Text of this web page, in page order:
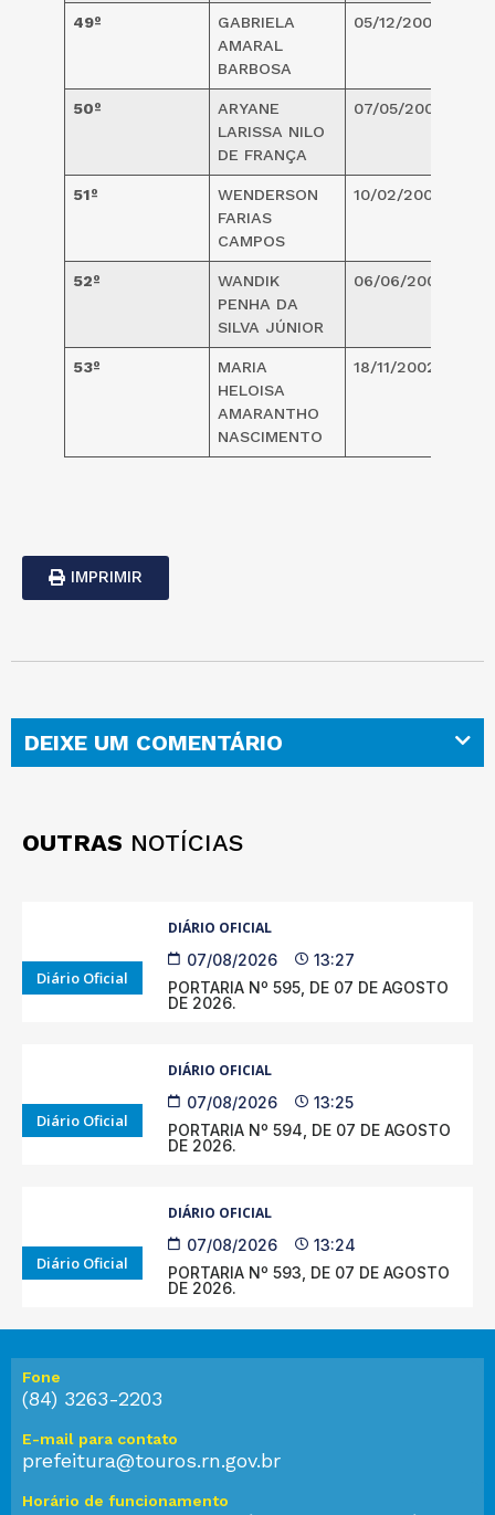
49º
GABRIELA
AMARAL
BARBOSA
05/12/2000
50º
ARYANE
LARISSA NILO
DE FRANÇA
07/05/2001
51º
WENDERSON
FARIAS
CAMPOS
10/02/2002
52º
WANDIK
PENHA DA
SILVA JÚNIOR
06/06/2002
53º
MARIA
HELOISA
AMARANTHO
NASCIMENTO
18/11/2002
IMPRIMIR
DEIXE UM COMENTÁRIO
OUTRAS NOTÍCIAS
Diário Oficial
DIÁRIO OFICIAL
07/08/2026
13:27
PORTARIA Nº 595, DE 07 DE AGOSTO
DE 2026.
Diário Oficial
DIÁRIO OFICIAL
07/08/2026
13:25
PORTARIA Nº 594, DE 07 DE AGOSTO
DE 2026.
Diário Oficial
DIÁRIO OFICIAL
07/08/2026
13:24
PORTARIA Nº 593, DE 07 DE AGOSTO
DE 2026.
Fone
(84) 3263-2203
E-mail para contato
prefeitura@touros.rn.gov.br
Horário de funcionamento